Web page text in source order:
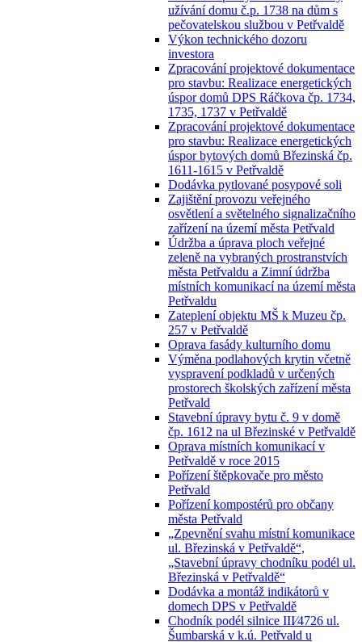
užívání domu č.p. 1738 na dům s
pečovatelskou službou v Petřvaldě
Výkon technického dozoru
investora
Zpracování projektové dokumentace
pro stavbu: Realizace energetických
úspor domů DPS Ráčkova čp. 1734,
1735, 1737 v Petřvaldě
Zpracování projektové dokumentace
pro stavbu: Realizace energetických
úspor bytových domů Březinská čp.
1611-1615 v Petřvaldě
Dodávka pytlované posypové soli
Zajištění provozu veřejného
osvětlení a světelného signalizačního
zařízení na území města Petřvald
Údržba a úprava ploch veřejné
zeleně na vybraných prostranstvích
města Petřvaldu a Zimní údržba
místních komunikací na území města
Petřvaldu
Zateplení objektu MŠ k Muzeu čp.
257 v Petřvaldě
Oprava fasády kulturního domu
Výměna podlahových krytin včetně
vyspravení podkladů v určených
prostorech školských zařízení města
Petřvald
Stavební úpravy bytu č. 9 v domě
čp. 1612 na ul Březinské v Petřvaldě
Oprava místních komunikací v
Petřvaldě v roce 2015
Pořízení štěpkovače pro město
Petřvald
Pořízení kompostérů pro občany
města Petřvald
„Zpevnění svahu místní komunikace
ul. Březinská v Petřvaldě“,
„Stavební úpravy chodníku podél ul.
Březinská v Petřvaldě“
Dodávka a montáž indikátorů v
domech DPS v Petřvaldě
Chodník podél silnice III⁄4726 ul.
Šumbarská v k.ú. Petřvald u